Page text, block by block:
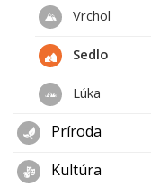
Vrchol
Sedlo
Lúka
Príroda
Kultúra